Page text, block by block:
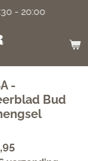
- 20:00
-
Bud